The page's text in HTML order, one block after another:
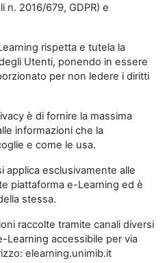
n. 2016/679, GDPR) e
rispetta e tutela la
Utenti, ponendo in essere
per non ledere i diritti
è di fornire la massima
informazioni che la
e come le usa.
applica esclusivamente alle
piattaforma e-Learning ed è
stessa.
raccolte tramite canali diversi
Learning accessibile per via
elearning.unimib.it